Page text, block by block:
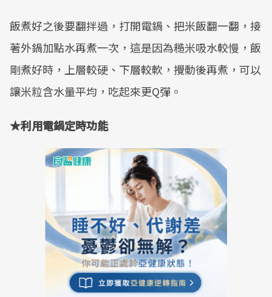
飯煮好之後要翻拌過，打開電鍋、把米飯翻一翻，接
著外鍋加點水再煮一次，這是因為糙米吸水較慢，飯
剛煮好時，上層較硬、下層較軟，攪動後再煮，可以
讓米粒含水量平均，吃起來更Q彈。
★利用電鍋定時功能